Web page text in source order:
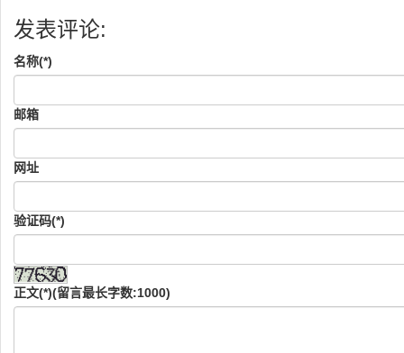
发表评论:
名称(*)
邮箱
网址
验证码(*)
正文(*)(留言最长字数:1000)